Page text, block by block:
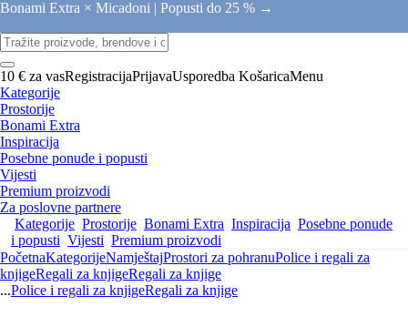
Bonami Extra × Micadoni | Popusti do 25 % →
10 € za vasRegistracijaPrijavaUsporedba KošaricaMenu
Kategorije
Prostorije
Bonami Extra
Inspiracija
Posebne ponude i popusti
Vijesti
Premium proizvodi
Za poslovne partnere
Kategorije Prostorije Bonami Extra Inspiracija Posebne ponude
i popusti Vijesti Premium proizvodi
PočetnaKategorijeNamještajProstori za pohranuPolice i regali za
knjigeRegali za knjigeRegali za knjige
...Police i regali za knjigeRegali za knjige